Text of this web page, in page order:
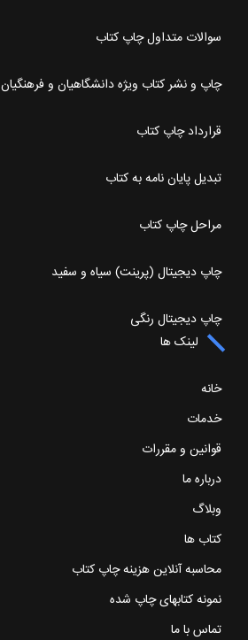
سوالات متداول چاپ کتاب
چاپ و نشر کتاب ویژه دانشگاهیان و فرهنگیان
قرارداد چاپ کتاب
تبدیل پایان نامه به کتاب
مراحل چاپ کتاب
چاپ دیجیتال (پرینت) سیاه و سفید
چاپ دیجیتال رنگی
لینک ها
خانه
خدمات
قوانین و مقررات
درباره ما
وبلاگ
کتاب ها
محاسبه آنلاین هزینه چاپ کتاب
نمونه کتابهای چاپ شده
تماس با ما